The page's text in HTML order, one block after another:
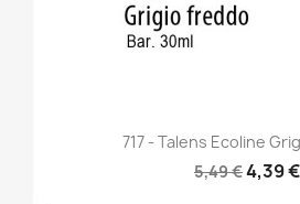
717 - Talens Ecoline
5,49 €4,39 €